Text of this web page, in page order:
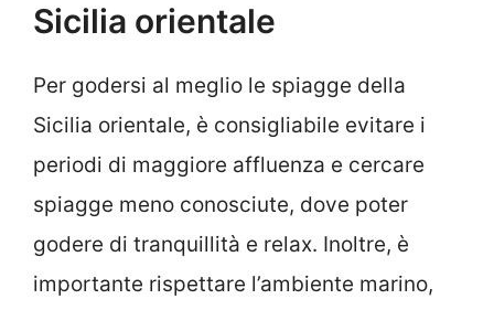
Sicilia orientale
Per godersi al meglio le spiagge della
Sicilia orientale, è consigliabile evitare i
periodi di maggiore affluenza e cercare
spiagge meno conosciute, dove poter
godere di tranquillità e relax. Inoltre, è
importante rispettare l’ambiente marino,